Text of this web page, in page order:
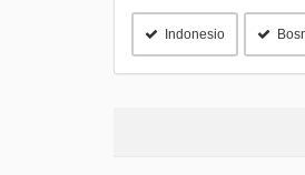
Indonesio